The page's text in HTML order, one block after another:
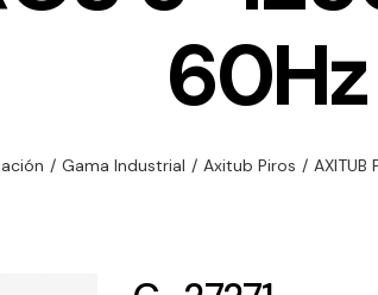
gama
Ventilación
Amplia gama de
equipos de
60Hz
/ Gama Industrial / Axitub Piros /